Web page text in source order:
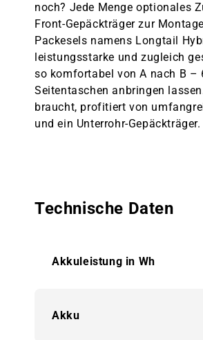
noch? Jede Menge optionales
Front-Gepäckträger zur
Packesels namens Longtail
leistungsstarke und zugleich
so komfortabel von A nach B –
Seitentaschen anbringen
braucht, profitiert von
und ein Unterrohr-
Technische Daten
Akkuleistung in Wh
Akku